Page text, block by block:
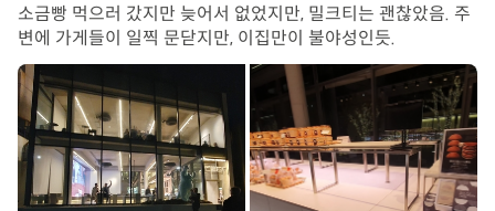
소금빵 먹으러 갔지만 늦어서 없었지만, 밀크티는 괜찮았음. 주
변에 가게들이 일찍 문닫지만, 이집만이 불야성인듯.